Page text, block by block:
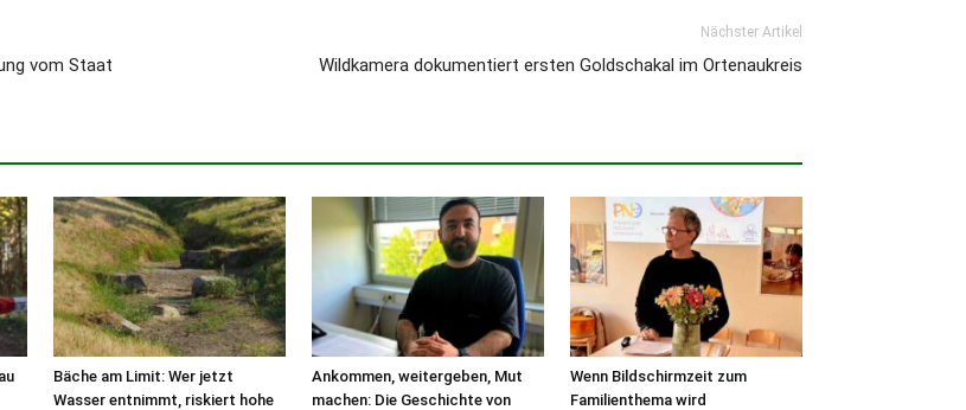
vom Staat
Nächster Artikel
Wildkamera dokumentiert ersten Goldschakal im Ortenaukreis
Bäche am Limit: Wer jetzt
Wasser entnimmt, riskiert hohe
Ankommen, weitergeben, Mut
machen: Die Geschichte von
Wenn Bildschirmzeit zum
Familienthema wird